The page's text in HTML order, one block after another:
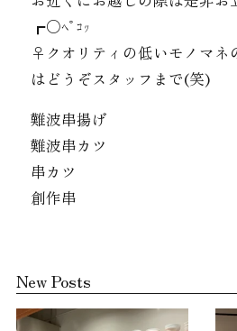
┏○ﾍﾟｺｯ
‍♀️クオリティの低いモノマネ
はどうぞスタッフまで(笑)
難波串揚げ
難波串カツ
串カツ
創作串
New Posts